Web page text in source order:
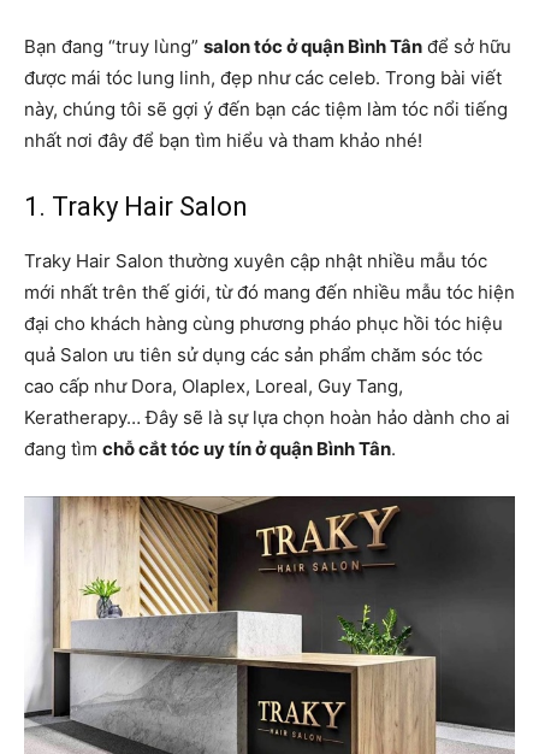
Bạn đang “truy lùng” salon tóc ở quận Bình Tân để sở hữu
được mái tóc lung linh, đẹp như các celeb. Trong bài viết
này, chúng tôi sẽ gợi ý đến bạn các tiệm làm tóc nổi tiếng
nhất nơi đây để bạn tìm hiểu và tham khảo nhé!
1. Traky Hair Salon
Traky Hair Salon thường xuyên cập nhật nhiều mẫu tóc
mới nhất trên thế giới, từ đó mang đến nhiều mẫu tóc hiện
đại cho khách hàng cùng phương pháo phục hồi tóc hiệu
quả Salon ưu tiên sử dụng các sản phẩm chăm sóc tóc
cao cấp như Dora, Olaplex, Loreal, Guy Tang,
Keratherapy… Đây sẽ là sự lựa chọn hoàn hảo dành cho ai
đang tìm chỗ cắt tóc uy tín ở quận Bình Tân.